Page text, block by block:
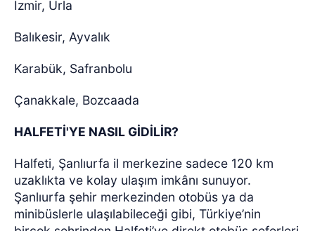
İzmir, Urla
Balıkesir, Ayvalık
Karabük, Safranbolu
Çanakkale, Bozcaada
HALFETİ'YE NASIL GİDİLİR?
Halfeti, Şanlıurfa il merkezine sadece 120 km
uzaklıkta ve kolay ulaşım imkânı sunuyor.
Şanlıurfa şehir merkezinden otobüs ya da
minibüslerle ulaşılabileceği gibi, Türkiye’nin